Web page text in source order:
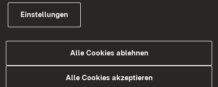
Landschaftspflegerischer
Prüfung der UVP-Pflicht 10 pdf
Nachträge 11 zip
Einstellungen
Alle Cookies ablehnen
Alle Cookies akzeptieren